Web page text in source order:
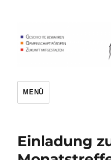
MENÜ
Einladung